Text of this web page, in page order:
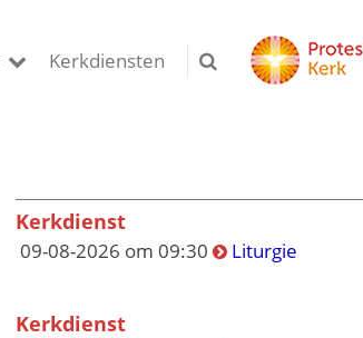
Kerkdiensten
Kerkdienst
09-08-2026 om 09:30 Liturgie
Kerkdienst